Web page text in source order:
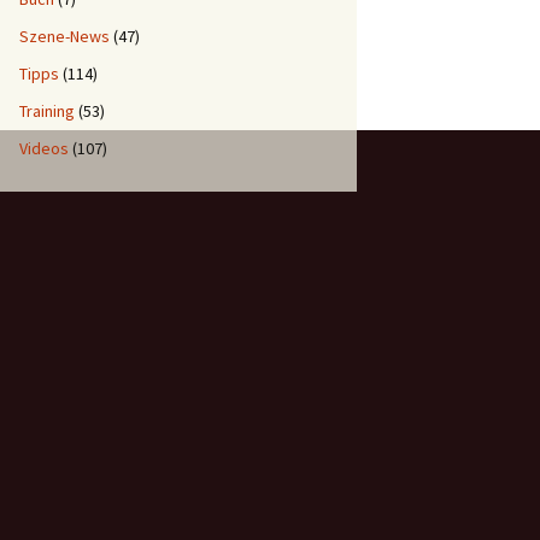
Emil Abrahamssons 30-Tage-Programm steckt
Szene-News (47)
Tipps (114)
Training (53)
Videos (107)